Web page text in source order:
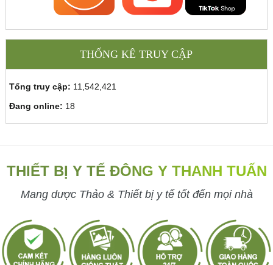
THỐNG KÊ TRUY CẬP
Tổng truy cập: 11,542,421
Đang online: 18
THIẾT BỊ Y TẾ ĐÔNG Y THANH TUẤN
Mang dược Thảo & Thiết bị y tế tốt đến mọi nhà